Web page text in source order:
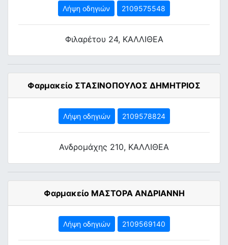
Λήψη οδηγιών 2109575548
Φιλαρέτου 24, ΚΑΛΛΙΘΕΑ
Φαρμακείο ΣΤΑΣΙΝΟΠΟΥΛΟΣ ΔΗΜΗΤΡΙΟΣ
Λήψη οδηγιών 2109578824
Ανδρομάχης 210, ΚΑΛΛΙΘΕΑ
Φαρμακείο ΜΑΣΤΟΡΑ ΑΝΔΡΙΑΝΝΗ
Λήψη οδηγιών 2109569140